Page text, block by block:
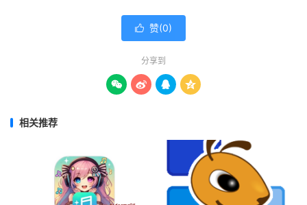
 赞(0)
分享到
   
相关推荐